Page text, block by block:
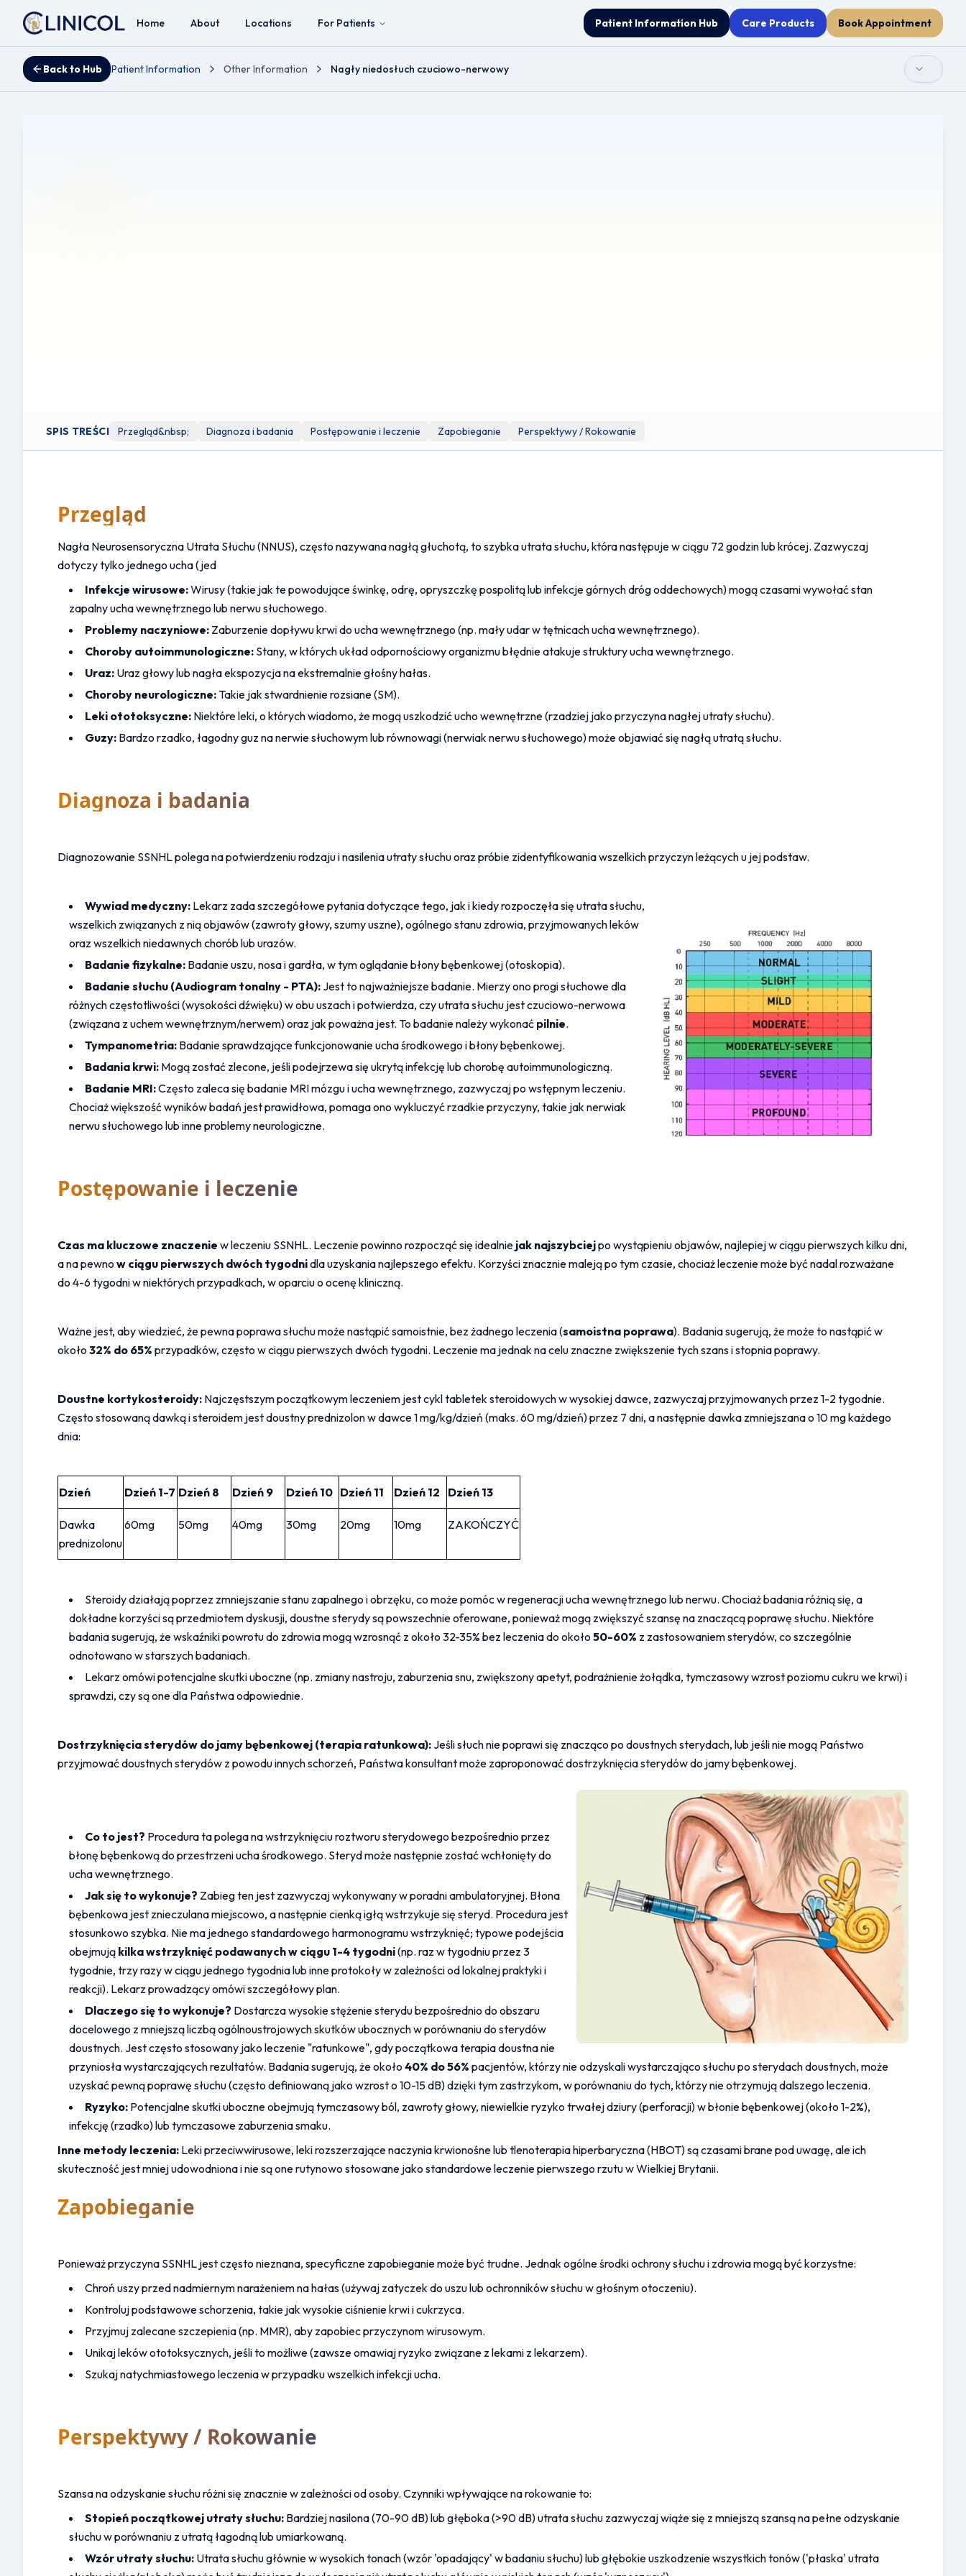
Home About Locations For Patients Patient Information Hub Care Products Book Appointment
Back to Hub Patient Information Other Information Nagły niedosłuch czuciowo-nerwowy
SPIS TREŚCI Przegląd&nbsp; Diagnoza i badania Postępowanie i leczenie Zapobieganie Perspektywy / Rokowanie
Przegląd
Nagła Neurosensoryczna Utrata Słuchu (NNUS), często nazywana nagłą głuchotą, to szybka utrata słuchu, która następuje w ciągu 72 godzin lub krócej. Zazwyczaj
dotyczy tylko jednego ucha (jed
Infekcje wirusowe: Wirusy (takie jak te powodujące świnkę, odrę, opryszczkę pospolitą lub infekcje górnych dróg oddechowych) mogą czasami wywołać stan
zapalny ucha wewnętrznego lub nerwu słuchowego.
Problemy naczyniowe: Zaburzenie dopływu krwi do ucha wewnętrznego (np. mały udar w tętnicach ucha wewnętrznego).
Choroby autoimmunologiczne: Stany, w których układ odpornościowy organizmu błędnie atakuje struktury ucha wewnętrznego.
Uraz: Uraz głowy lub nagła ekspozycja na ekstremalnie głośny hałas.
Choroby neurologiczne: Takie jak stwardnienie rozsiane (SM).
Leki ototoksyczne: Niektóre leki, o których wiadomo, że mogą uszkodzić ucho wewnętrzne (rzadziej jako przyczyna nagłej utraty słuchu).
Guzy: Bardzo rzadko, łagodny guz na nerwie słuchowym lub równowagi (nerwiak nerwu słuchowego) może objawiać się nagłą utratą słuchu.
Diagnoza i badania
Diagnozowanie SSNHL polega na potwierdzeniu rodzaju i nasilenia utraty słuchu oraz próbie zidentyfikowania wszelkich przyczyn leżących u jej podstaw.
Wywiad medyczny: Lekarz zada szczegółowe pytania dotyczące tego, jak i kiedy rozpoczęła się utrata słuchu,
wszelkich związanych z nią objawów (zawroty głowy, szumy uszne), ogólnego stanu zdrowia, przyjmowanych leków
oraz wszelkich niedawnych chorób lub urazów.
Badanie fizykalne: Badanie uszu, nosa i gardła, w tym oglądanie błony bębenkowej (otoskopia).
Badanie słuchu (Audiogram tonalny - PTA): Jest to najważniejsze badanie. Mierzy ono progi słuchowe dla
różnych częstotliwości (wysokości dźwięku) w obu uszach i potwierdza, czy utrata słuchu jest czuciowo-nerwowa
(związana z uchem wewnętrznym/nerwem) oraz jak poważna jest. To badanie należy wykonać pilnie.
Tympanometria: Badanie sprawdzające funkcjonowanie ucha środkowego i błony bębenkowej.
Badania krwi: Mogą zostać zlecone, jeśli podejrzewa się ukrytą infekcję lub chorobę autoimmunologiczną.
Badanie MRI: Często zaleca się badanie MRI mózgu i ucha wewnętrznego, zazwyczaj po wstępnym leczeniu.
Chociaż większość wyników badań jest prawidłowa, pomaga ono wykluczyć rzadkie przyczyny, takie jak nerwiak
nerwu słuchowego lub inne problemy neurologiczne.
Postępowanie i leczenie
Czas ma kluczowe znaczenie w leczeniu SSNHL. Leczenie powinno rozpocząć się idealnie jak najszybciej po wystąpieniu objawów, najlepiej w ciągu pierwszych kilku dni,
a na pewno w ciągu pierwszych dwóch tygodni dla uzyskania najlepszego efektu. Korzyści znacznie maleją po tym czasie, chociaż leczenie może być nadal rozważane
do 4-6 tygodni w niektórych przypadkach, w oparciu o ocenę kliniczną.
Ważne jest, aby wiedzieć, że pewna poprawa słuchu może nastąpić samoistnie, bez żadnego leczenia (samoistna poprawa). Badania sugerują, że może to nastąpić w
około 32% do 65% przypadków, często w ciągu pierwszych dwóch tygodni. Leczenie ma jednak na celu znaczne zwiększenie tych szans i stopnia poprawy.
Doustne kortykosteroidy: Najczęstszym początkowym leczeniem jest cykl tabletek steroidowych w wysokiej dawce, zazwyczaj przyjmowanych przez 1-2 tygodnie.
Często stosowaną dawką i steroidem jest doustny prednizolon w dawce 1 mg/kg/dzień (maks. 60 mg/dzień) przez 7 dni, a następnie dawka zmniejszana o 10 mg każdego
dnia:
Dzień Dzień 1-7 Dzień 8 Dzień 9 Dzień 10 Dzień 11 Dzień 12 Dzień 13
Dawka
prednizolonu
60mg 50mg 40mg 30mg 20mg 10mg ZAKOŃCZYĆ
Steroidy działają poprzez zmniejszanie stanu zapalnego i obrzęku, co może pomóc w regeneracji ucha wewnętrznego lub nerwu. Chociaż badania różnią się, a
dokładne korzyści są przedmiotem dyskusji, doustne sterydy są powszechnie oferowane, ponieważ mogą zwiększyć szansę na znaczącą poprawę słuchu. Niektóre
badania sugerują, że wskaźniki powrotu do zdrowia mogą wzrosnąć z około 32-35% bez leczenia do około 50-60% z zastosowaniem sterydów, co szczególnie
odnotowano w starszych badaniach.
Lekarz omówi potencjalne skutki uboczne (np. zmiany nastroju, zaburzenia snu, zwiększony apetyt, podrażnienie żołądka, tymczasowy wzrost poziomu cukru we krwi) i
sprawdzi, czy są one dla Państwa odpowiednie.
Dostrzyknięcia sterydów do jamy bębenkowej (terapia ratunkowa): Jeśli słuch nie poprawi się znacząco po doustnych sterydach, lub jeśli nie mogą Państwo
przyjmować doustnych sterydów z powodu innych schorzeń, Państwa konsultant może zaproponować dostrzyknięcia sterydów do jamy bębenkowej.
Co to jest? Procedura ta polega na wstrzyknięciu roztworu sterydowego bezpośrednio przez
błonę bębenkową do przestrzeni ucha środkowego. Steryd może następnie zostać wchłonięty do
ucha wewnętrznego.
Jak się to wykonuje? Zabieg ten jest zazwyczaj wykonywany w poradni ambulatoryjnej. Błona
bębenkowa jest znieczulana miejscowo, a następnie cienką igłą wstrzykuje się steryd. Procedura jest
stosunkowo szybka. Nie ma jednego standardowego harmonogramu wstrzyknięć; typowe podejścia
obejmują kilka wstrzyknięć podawanych w ciągu 1-4 tygodni (np. raz w tygodniu przez 3
tygodnie, trzy razy w ciągu jednego tygodnia lub inne protokoły w zależności od lokalnej praktyki i
reakcji). Lekarz prowadzący omówi szczegółowy plan.
Dlaczego się to wykonuje? Dostarcza wysokie stężenie sterydu bezpośrednio do obszaru
docelowego z mniejszą liczbą ogólnoustrojowych skutków ubocznych w porównaniu do sterydów
doustnych. Jest często stosowany jako leczenie "ratunkowe", gdy początkowa terapia doustna nie
przyniosła wystarczających rezultatów. Badania sugerują, że około 40% do 56% pacjentów, którzy nie odzyskali wystarczająco słuchu po sterydach doustnych, może
uzyskać pewną poprawę słuchu (często definiowaną jako wzrost o 10-15 dB) dzięki tym zastrzykom, w porównaniu do tych, którzy nie otrzymują dalszego leczenia.
Ryzyko: Potencjalne skutki uboczne obejmują tymczasowy ból, zawroty głowy, niewielkie ryzyko trwałej dziury (perforacji) w błonie bębenkowej (około 1-2%),
infekcję (rzadko) lub tymczasowe zaburzenia smaku.
Inne metody leczenia: Leki przeciwwirusowe, leki rozszerzające naczynia krwionośne lub tlenoterapia hiperbaryczna (HBOT) są czasami brane pod uwagę, ale ich
skuteczność jest mniej udowodniona i nie są one rutynowo stosowane jako standardowe leczenie pierwszego rzutu w Wielkiej Brytanii.
Zapobieganie
Ponieważ przyczyna SSNHL jest często nieznana, specyficzne zapobieganie może być trudne. Jednak ogólne środki ochrony słuchu i zdrowia mogą być korzystne:
Chroń uszy przed nadmiernym narażeniem na hałas (używaj zatyczek do uszu lub ochronników słuchu w głośnym otoczeniu).
Kontroluj podstawowe schorzenia, takie jak wysokie ciśnienie krwi i cukrzyca.
Przyjmuj zalecane szczepienia (np. MMR), aby zapobiec przyczynom wirusowym.
Unikaj leków ototoksycznych, jeśli to możliwe (zawsze omawiaj ryzyko związane z lekami z lekarzem).
Szukaj natychmiastowego leczenia w przypadku wszelkich infekcji ucha.
Perspektywy / Rokowanie
Szansa na odzyskanie słuchu różni się znacznie w zależności od osoby. Czynniki wpływające na rokowanie to:
Stopień początkowej utraty słuchu: Bardziej nasilona (70-90 dB) lub głęboka (>90 dB) utrata słuchu zazwyczaj wiąże się z mniejszą szansą na pełne odzyskanie
słuchu w porównaniu z utratą łagodną lub umiarkowaną.
Wzór utraty słuchu: Utrata słuchu głównie w wysokich tonach (wzór 'opadający' w badaniu słuchu) lub głębokie uszkodzenie wszystkich tonów ('płaska' utrata